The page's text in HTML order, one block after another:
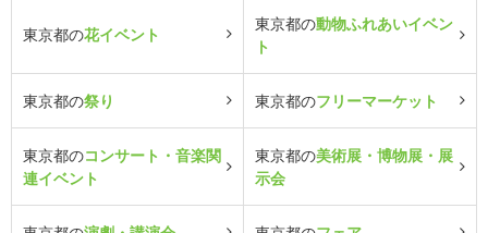
東京都の花イベント
東京都の動物ふれあいイベン
ト
東京都の祭り 東京都のフリーマーケット
東京都のコンサート・音楽関
連イベント
東京都の美術展・博物展・展
示会